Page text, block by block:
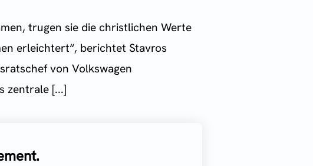
trugen sie die christlichen Werte
erleichtert“, berichtet Stavros
von Volkswagen
zentrale [...]